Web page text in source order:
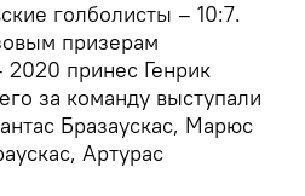
голболисты – 10:7.
призерам
принес Генрик
за команду выступали
Бразаускас, Марюс
Артурас